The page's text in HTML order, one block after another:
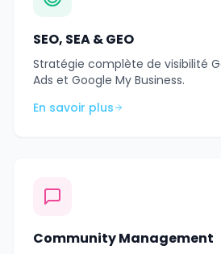
SEO, SEA & GEO
Stratégie complète de visibilité
Ads et Google My Business.
En savoir plus
Community Management